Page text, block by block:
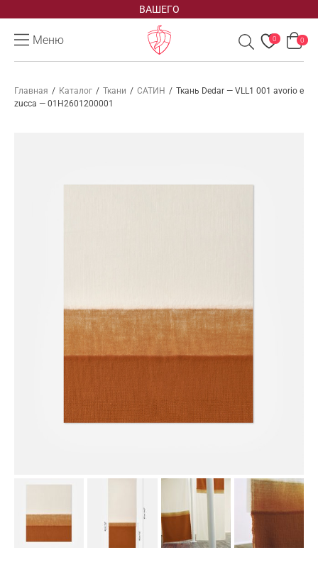
ВАШЕГО
Меню 0 0
Главная / Каталог / Ткани / САТИН / Ткань Dedar — VLL1 001 avorio e
zucca — 01H2601200001